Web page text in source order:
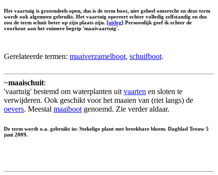
Het vaartuig is grotendeels open, dus is de term boot, niet geheel onterecht en deze term
wordt ook algemeen gebruikt. Het vaartuig opereert echter volledig zelfstandig en dus
zou de term schuit beter op zijn plaats zijn. [uitleg] Persoonlijk geef ik echter de
voorkeur aan het ruimere begrip 'maaivaartuig'.
Gerelateerde termen: maaiverzamelboot, schuifboot.
~maaischuit:
'vaartuig' bestemd om waterplanten uit vaarten en sloten te
verwijderen. Ook geschikt voor het maaien van (riet langs) de
oevers. Meestal maaiboot genoemd. Zie verder aldaar.
De term wordt o.a. gebruikt in: Stekelige plant met breekbare bloem. Dagblad Trouw 5
juni 2009.